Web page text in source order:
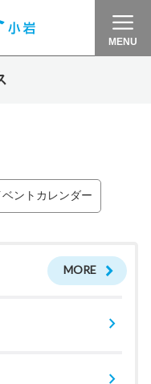
MENU
ベントカレンダー
MORE